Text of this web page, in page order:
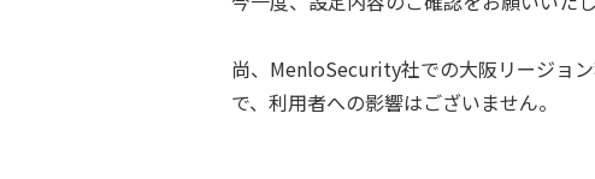
尚、MenloSecurity社での大阪リージョ
で、利用者への影響はございません。